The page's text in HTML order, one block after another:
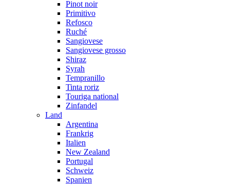
Pinot noir
Primitivo
Refosco
Ruché
Sangiovese
Sangiovese grosso
Shiraz
Syrah
Tempranillo
Tinta roriz
Touriga national
Zinfandel
Land
Argentina
Frankrig
Italien
New Zealand
Portugal
Schweiz
Spanien